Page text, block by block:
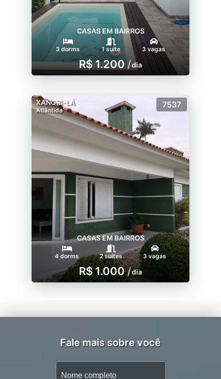
CASAS EM BAIRROS
3 dorms 1 suíte 3 vagas
R$ 1.200 /dia
XANGRI-LÁ
Atlântida
7537
CASAS EM BAIRROS
4 dorms 2 suítes 3 vagas
R$ 1.000 /dia
Fale mais sobre você